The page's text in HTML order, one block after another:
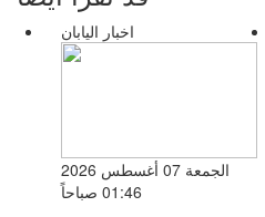
اخبار اليابان
الجمعة 07 أغسطس 2026
01:46 صباحاً